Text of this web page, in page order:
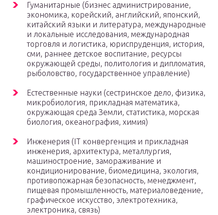
Гуманитарные (бизнес администрирование,
экономика, корейский, английский, японский,
китайский языки и литература, международные
и локальные исследования, международная
торговля и логистика, юриспруденция, история,
сми, раннее детское воспитание, ресурсы
окружающей среды, политология и дипломатия,
рыболовство, государственное управление)
Естественные науки (сестринское дело, физика,
микробиология, прикладная математика,
окружающая среда Земли, статистика, морская
биология, океанография, химия)
Инженерия (IT конвергенция и прикладная
инженерия, архитектура, металлургия,
машиностроение, замораживание и
кондиционирование, биомедицина, экология,
противопожарная безопасность, менеджмент,
пищевая промышленность, материаловедение,
графическое искусство, электротехника,
электроника, связь)